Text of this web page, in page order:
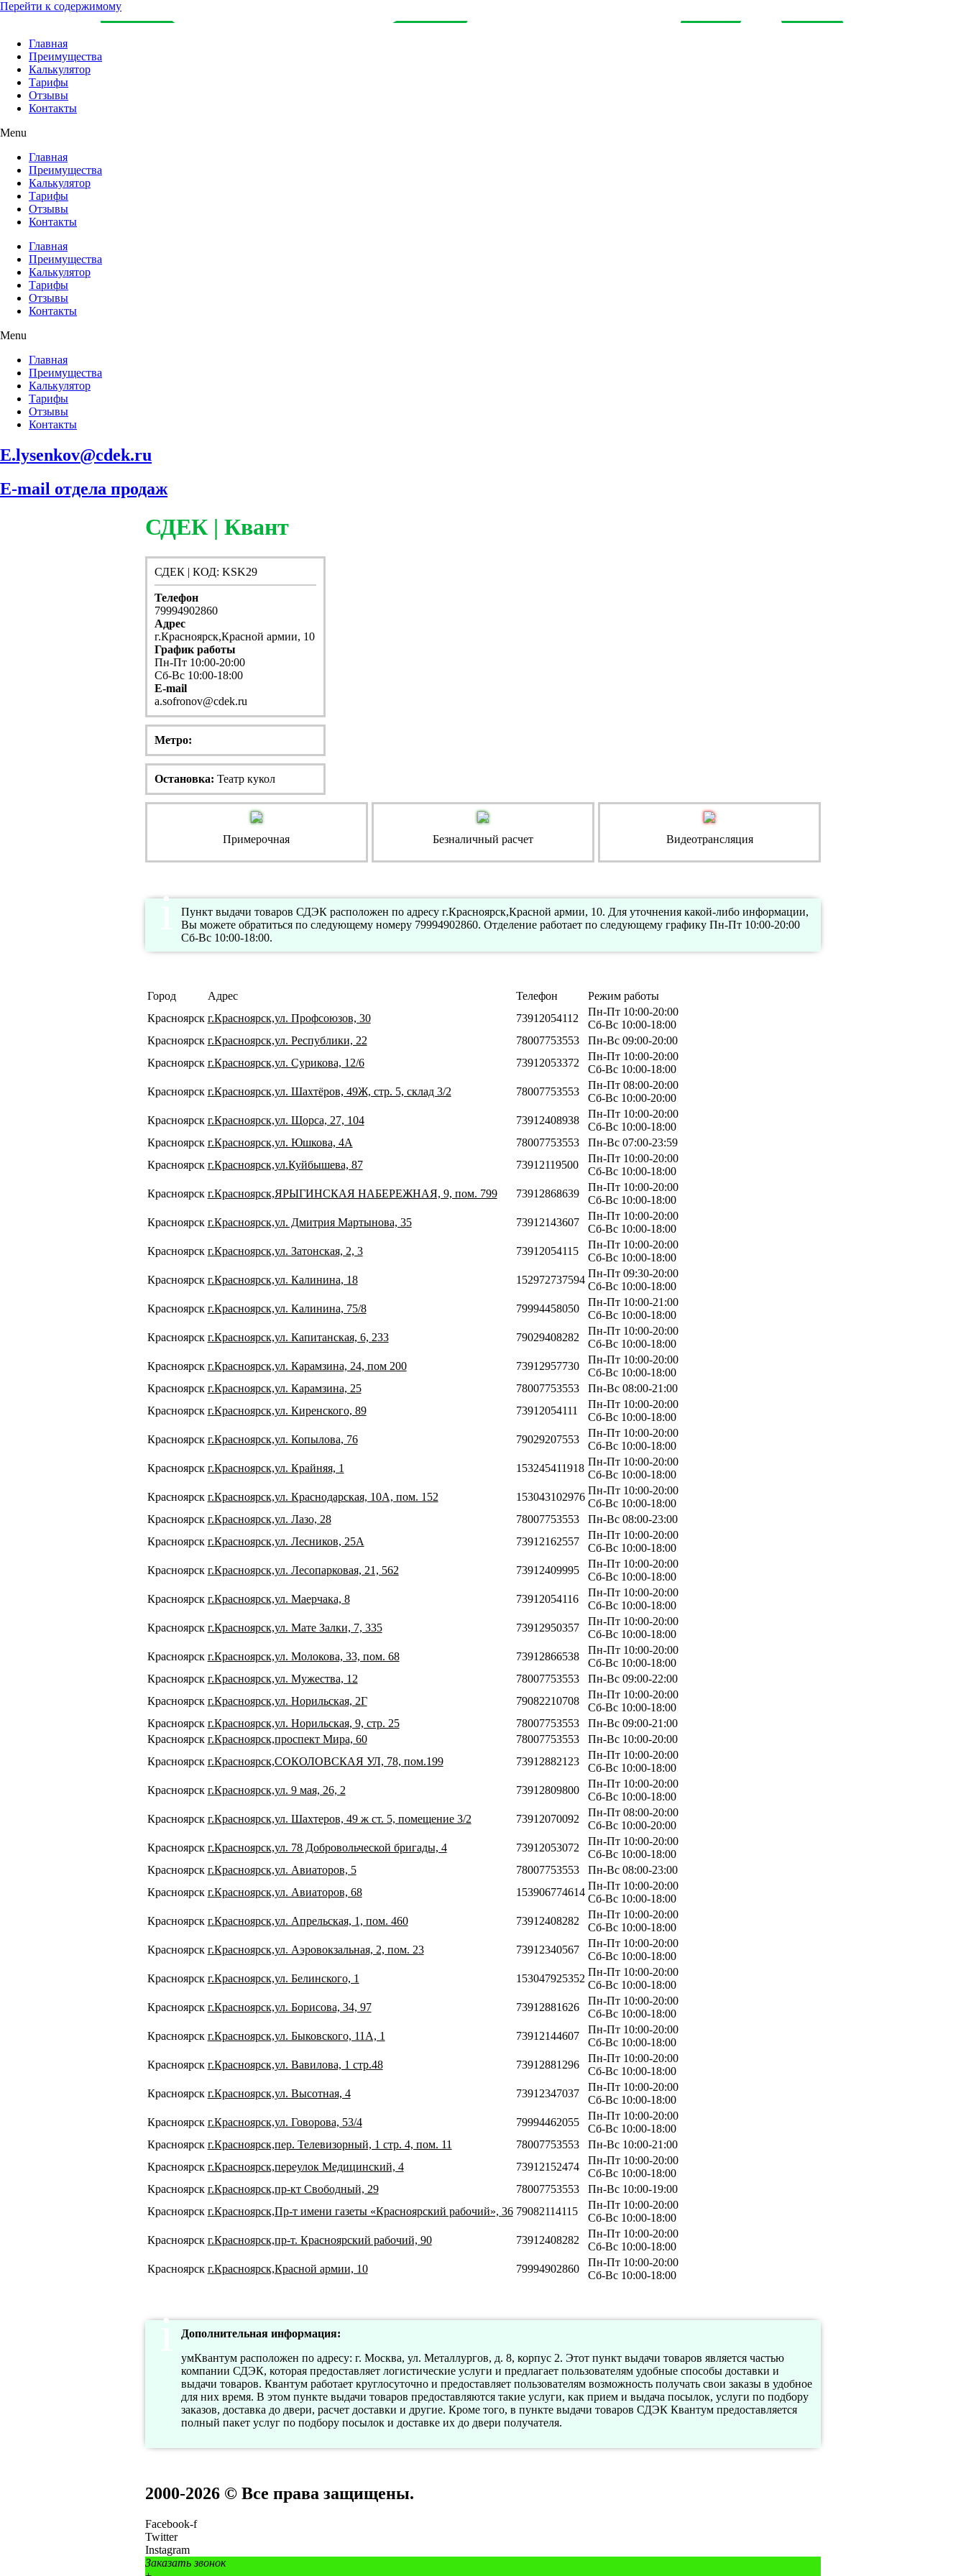
Перейти к содержимому
Главная
Преимущества
Калькулятор
Тарифы
Отзывы
Контакты
Menu
Главная
Преимущества
Калькулятор
Тарифы
Отзывы
Контакты
Главная
Преимущества
Калькулятор
Тарифы
Отзывы
Контакты
Menu
Главная
Преимущества
Калькулятор
Тарифы
Отзывы
Контакты
E.lysenkov@cdek.ru
E-mail отдела продаж
СДЕК | Квант
СДЕК | КОД: KSK29
Телефон
79994902860
Адрес
г.Красноярск,Красной армии, 10
График работы
Пн-Пт 10:00-20:00
Сб-Вс 10:00-18:00
E-mail
a.sofronov@cdek.ru
Метро:
Остановка: Театр кукол
Примерочная Безналичный расчет Видеотрансляция
Пункт выдачи товаров СДЭК расположен по адресу г.Красноярск,Красной армии, 10. Для уточнения какой-либо информации,
Вы можете обратиться по следующему номеру 79994902860. Отделение работает по следующему графику Пн-Пт 10:00-20:00
Сб-Вс 10:00-18:00.
Город Адрес Телефон
Режим работы
Красноярск г.Красноярск,ул. Профсоюзов, 30 73912054112
Пн-Пт 10:00-20:00
Сб-Вс 10:00-18:00
Красноярск г.Красноярск,ул. Республики, 22 78007753553
Пн-Вс 09:00-20:00
Красноярск г.Красноярск,ул. Сурикова, 12/6 73912053372
Пн-Пт 10:00-20:00
Сб-Вс 10:00-18:00
Красноярск г.Красноярск,ул. Шахтёров, 49Ж, стр. 5, склад 3/2 78007753553
Пн-Пт 08:00-20:00
Сб-Вс 10:00-20:00
Красноярск г.Красноярск,ул. Щорса, 27, 104 73912408938
Пн-Пт 10:00-20:00
Сб-Вс 10:00-18:00
Красноярск г.Красноярск,ул. Юшкова, 4А 78007753553
Пн-Вс 07:00-23:59
Красноярск г.Красноярск,ул.Куйбышева, 87 73912119500
Пн-Пт 10:00-20:00
Сб-Вс 10:00-18:00
Красноярск г.Красноярск,ЯРЫГИНСКАЯ НАБЕРЕЖНАЯ, 9, пом. 799 73912868639
Пн-Пт 10:00-20:00
Сб-Вс 10:00-18:00
Красноярск г.Красноярск,ул. Дмитрия Мартынова, 35 73912143607
Пн-Пт 10:00-20:00
Сб-Вс 10:00-18:00
Красноярск г.Красноярск,ул. Затонская, 2, 3 73912054115
Пн-Пт 10:00-20:00
Сб-Вс 10:00-18:00
Красноярск г.Красноярск,ул. Калинина, 18 152972737594
Пн-Пт 09:30-20:00
Сб-Вс 10:00-18:00
Красноярск г.Красноярск,ул. Калинина, 75/8 79994458050
Пн-Пт 10:00-21:00
Сб-Вс 10:00-18:00
Красноярск г.Красноярск,ул. Капитанская, 6, 233 79029408282
Пн-Пт 10:00-20:00
Сб-Вс 10:00-18:00
Красноярск г.Красноярск,ул. Карамзина, 24, пом 200 73912957730
Пн-Пт 10:00-20:00
Сб-Вс 10:00-18:00
Красноярск г.Красноярск,ул. Карамзина, 25 78007753553
Пн-Вс 08:00-21:00
Красноярск г.Красноярск,ул. Киренского, 89 73912054111
Пн-Пт 10:00-20:00
Сб-Вс 10:00-18:00
Красноярск г.Красноярск,ул. Копылова, 76 79029207553
Пн-Пт 10:00-20:00
Сб-Вс 10:00-18:00
Красноярск г.Красноярск,ул. Крайняя, 1 153245411918
Пн-Пт 10:00-20:00
Сб-Вс 10:00-18:00
Красноярск г.Красноярск,ул. Краснодарская, 10А, пом. 152 153043102976
Пн-Пт 10:00-20:00
Сб-Вс 10:00-18:00
Красноярск г.Красноярск,ул. Лазо, 28 78007753553
Пн-Вс 08:00-23:00
Красноярск г.Красноярск,ул. Лесников, 25А 73912162557
Пн-Пт 10:00-20:00
Сб-Вс 10:00-18:00
Красноярск г.Красноярск,ул. Лесопарковая, 21, 562 73912409995
Пн-Пт 10:00-20:00
Сб-Вс 10:00-18:00
Красноярск г.Красноярск,ул. Маерчака, 8 73912054116
Пн-Пт 10:00-20:00
Сб-Вс 10:00-18:00
Красноярск г.Красноярск,ул. Мате Залки, 7, 335 73912950357
Пн-Пт 10:00-20:00
Сб-Вс 10:00-18:00
Красноярск г.Красноярск,ул. Молокова, 33, пом. 68 73912866538
Пн-Пт 10:00-20:00
Сб-Вс 10:00-18:00
Красноярск г.Красноярск,ул. Мужества, 12 78007753553
Пн-Вс 09:00-22:00
Красноярск г.Красноярск,ул. Норильская, 2Г 79082210708
Пн-Пт 10:00-20:00
Сб-Вс 10:00-18:00
Красноярск г.Красноярск,ул. Норильская, 9, стр. 25 78007753553
Пн-Вс 09:00-21:00
Красноярск г.Красноярск,проспект Мира, 60 78007753553
Пн-Вс 10:00-20:00
Красноярск г.Красноярск,СОКОЛОВСКАЯ УЛ, 78, пом.199 73912882123
Пн-Пт 10:00-20:00
Сб-Вс 10:00-18:00
Красноярск г.Красноярск,ул. 9 мая, 26, 2 73912809800
Пн-Пт 10:00-20:00
Сб-Вс 10:00-18:00
Красноярск г.Красноярск,ул. Шахтеров, 49 ж ст. 5, помещение 3/2 73912070092
Пн-Пт 08:00-20:00
Сб-Вс 10:00-20:00
Красноярск г.Красноярск,ул. 78 Добровольческой бригады, 4 73912053072
Пн-Пт 10:00-20:00
Сб-Вс 10:00-18:00
Красноярск г.Красноярск,ул. Авиаторов, 5 78007753553
Пн-Вс 08:00-23:00
Красноярск г.Красноярск,ул. Авиаторов, 68 153906774614
Пн-Пт 10:00-20:00
Сб-Вс 10:00-18:00
Красноярск г.Красноярск,ул. Апрельская, 1, пом. 460 73912408282
Пн-Пт 10:00-20:00
Сб-Вс 10:00-18:00
Красноярск г.Красноярск,ул. Аэровокзальная, 2, пом. 23 73912340567
Пн-Пт 10:00-20:00
Сб-Вс 10:00-18:00
Красноярск г.Красноярск,ул. Белинского, 1 153047925352
Пн-Пт 10:00-20:00
Сб-Вс 10:00-18:00
Красноярск г.Красноярск,ул. Борисова, 34, 97 73912881626
Пн-Пт 10:00-20:00
Сб-Вс 10:00-18:00
Красноярск г.Красноярск,ул. Быковского, 11А, 1 73912144607
Пн-Пт 10:00-20:00
Сб-Вс 10:00-18:00
Красноярск г.Красноярск,ул. Вавилова, 1 стр.48 73912881296
Пн-Пт 10:00-20:00
Сб-Вс 10:00-18:00
Красноярск г.Красноярск,ул. Высотная, 4 73912347037
Пн-Пт 10:00-20:00
Сб-Вс 10:00-18:00
Красноярск г.Красноярск,ул. Говорова, 53/4 79994462055
Пн-Пт 10:00-20:00
Сб-Вс 10:00-18:00
Красноярск г.Красноярск,пер. Телевизорный, 1 стр. 4, пом. 11 78007753553
Пн-Вс 10:00-21:00
Красноярск г.Красноярск,переулок Медицинский, 4 73912152474
Пн-Пт 10:00-20:00
Сб-Вс 10:00-18:00
Красноярск г.Красноярск,пр-кт Свободный, 29 78007753553
Пн-Вс 10:00-19:00
Красноярск г.Красноярск,Пр-т имени газеты «Красноярский рабочий», 36 79082114115
Пн-Пт 10:00-20:00
Сб-Вс 10:00-18:00
Красноярск г.Красноярск,пр-т. Красноярский рабочий, 90 73912408282
Пн-Пт 10:00-20:00
Сб-Вс 10:00-18:00
Красноярск г.Красноярск,Красной армии, 10 79994902860
Пн-Пт 10:00-20:00
Сб-Вс 10:00-18:00
Дополнительная информация:
умКвантум расположен по адресу: г. Москва, ул. Металлургов, д. 8, корпус 2. Этот пункт выдачи товаров является частью
компании СДЭК, которая предоставляет логистические услуги и предлагает пользователям удобные способы доставки и
выдачи товаров. Квантум работает круглосуточно и предоставляет пользователям возможность получать свои заказы в удобное
для них время. В этом пункте выдачи товаров предоставляются такие услуги, как прием и выдача посылок, услуги по подбору
заказов, доставка до двери, расчет доставки и другие. Кроме того, в пункте выдачи товаров СДЭК Квантум предоставляется
полный пакет услуг по подбору посылок и доставке их до двери получателя.
2000-2026 © Все права защищены.
Facebook-f
Twitter
Instagram
Заказать звонок